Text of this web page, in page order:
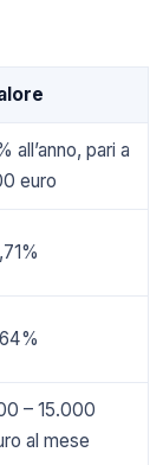
all’anno, pari a
euro
– 15.000
al mese